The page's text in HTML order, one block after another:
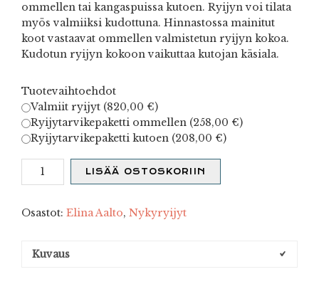
ommellen tai kangaspuissa kutoen. Ryijyn voi tilata
myös valmiiksi kudottuna. Hinnastossa mainitut
koot vastaavat ommellen valmistetun ryijyn kokoa.
Kudotun ryijyn kokoon vaikuttaa kutojan käsiala.
Tuotevaihtoehdot
Valmiit ryijyt (820,00 €)
Ryijytarvikepaketti ommellen (258,00 €)
Ryijytarvikepaketti kutoen (208,00 €)
Seinäruusu
-
määrä
LISÄÄ OSTOSKORIIN
Osastot: Elina Aalto, Nykyryijyt
Kuvaus